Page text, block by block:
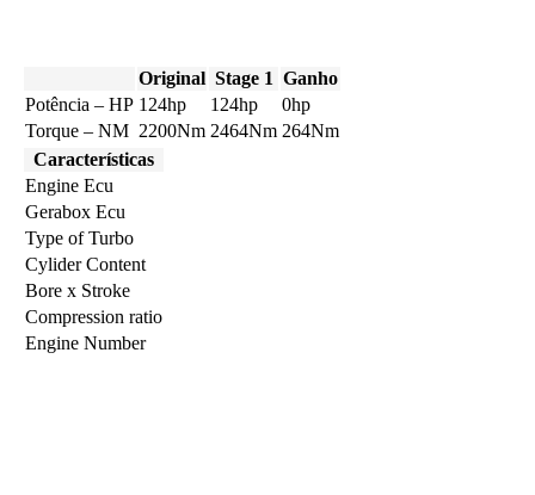
Original Stage 1 Ganho
Potência – HP 124hp 124hp
0hp
Torque – NM 2200Nm 2464Nm 264Nm
Características
Engine Ecu
Gerabox Ecu
Type of Turbo
Cylider Content
Bore x Stroke
Compression ratio
Engine Number